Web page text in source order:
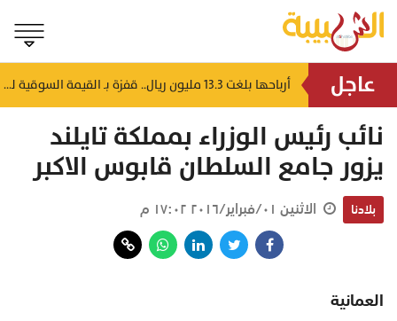
عاجل منذ ٤ ساعات أرباحها بلغت 13.3 مليون ريال.. قفزة بـ القيمة السوقية لشركات التمويل ببورصة مسقط
نائب رئيس الوزراء بمملكة تايلند
يزور جامع السلطان قابوس الاكبر
بلادنا الاثنين ٠١/فبراير/٢٠١٦ ١٧:٠٢ م
العمانية